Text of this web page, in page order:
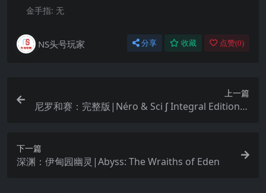
金手指: 无
NS头号玩家 分享 收藏 点赞(0)
上一篇
尼罗和赛：完整版|Néro & Sci ∫ Integral Edition中
下一篇
深渊：伊甸园幽灵|Abyss: The Wraiths of Eden